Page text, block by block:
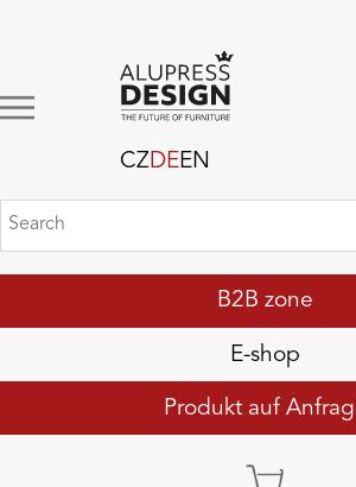
B2B zone
E-shop
Produkt auf
CZDEEN